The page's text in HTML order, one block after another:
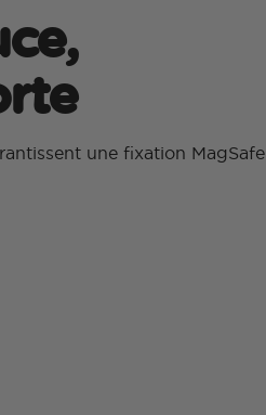
une fixation MagSafe